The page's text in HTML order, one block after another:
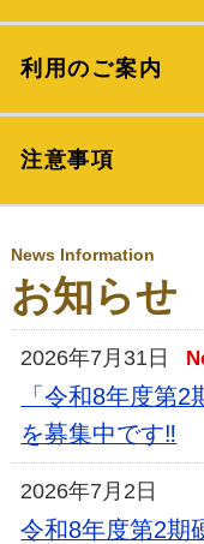
利用のご案内
注意事項
News Information
お知らせ
2026年7月31日
「令和8年度第
を募集中です‼
2026年7月2日
令和8年度第2期